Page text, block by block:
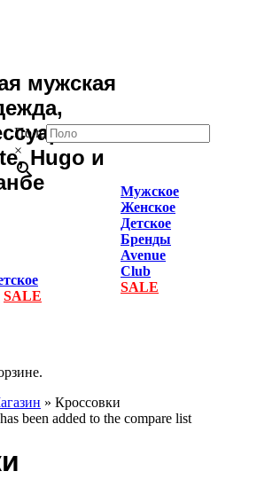
мужская
Hugo и
SALE
Поло
×
Мужское
Женское
Детское
Бренды
Avenue
Club
SALE
» Кроссовки
been added to the compare list